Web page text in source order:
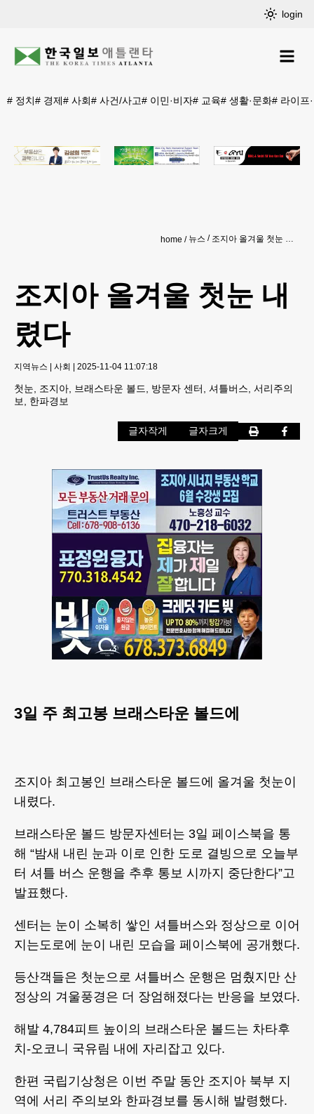
login
# 정치# 경제# 사회# 사건/사고# 이민·비자# 교육# 생활·문화# 라이프
home 뉴스 조지아 올겨울 첫눈 내렸다
조지아 올겨울 첫눈 내
렸다
지역뉴스 | 사회 | 2025-11-04 11:07:18
첫눈, 조지아, 브래스타운 볼드, 방문자 센터, 셔틀버스, 서리주의
보, 한파경보
글자작게 글자크게
3일 주 최고봉 브래스타운 볼드에
조지아 최고봉인 브래스타운 볼드에 올겨울 첫눈이
내렸다.
브래스타운 볼드 방문자센터는 3일 페이스북을 통
해 “밤새 내린 눈과 이로 인한 도로 결빙으로 오늘부
터 셔틀 버스 운행을 추후 통보 시까지 중단한다”고
발표했다.
센터는 눈이 소복히 쌓인 셔틀버스와 정상으로 이어
지는도로에 눈이 내린 모습을 페이스북에 공개했다.
등산객들은 첫눈으로 셔틀버스 운행은 멈췄지만 산
정상의 겨울풍경은 더 장엄해졌다는 반응을 보였다.
해발 4,784피트 높이의 브래스타운 볼드는 차타후
치-오코니 국유림 내에 자리잡고 있다.
한편 국립기상청은 이번 주말 동안 조지아 북부 지
역에 서리 주의보와 한파경보를 동시해 발령했다.